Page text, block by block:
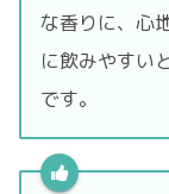
な香りに、心
に飲みやすい
です。